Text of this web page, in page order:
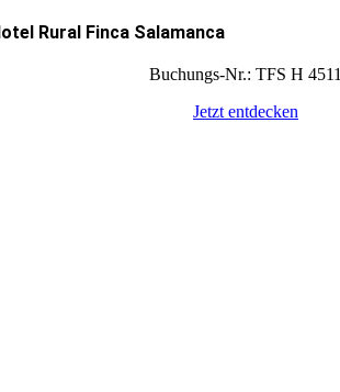
Rural Finca Salamanca
Buchungs-Nr.: TFS H 4511
Jetzt entdecken